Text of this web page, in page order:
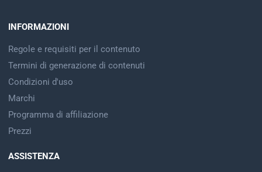
INFORMAZIONI
Regole e requisiti per il contenuto
Termini di generazione di contenuti
Condizioni d'uso
Marchi
Programma di affiliazione
Prezzi
ASSISTENZA